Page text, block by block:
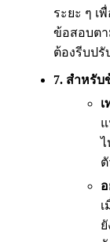
ระยะ ๆ เ
ข้อสอบตา
ต้องรีบปรั
7. สำหรับ